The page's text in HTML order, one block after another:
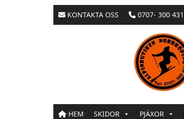
KONTAKTA OSS 0707- 300 431
HEM SKIDOR PJÄXOR